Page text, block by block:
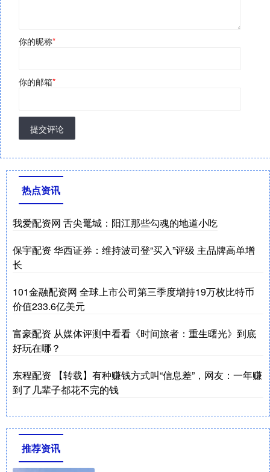
你的昵称*
你的邮箱*
提交评论
热点资讯
我爱配资网 舌尖鼍城：阳江那些勾魂的地道小吃
保宇配资 华西证券：维持波司登“买入”评级 主品牌高单增
长
101金融配资网 全球上市公司第三季度增持19万枚比特币
价值233.6亿美元
富豪配资 从媒体评测中看看《时间旅者：重生曙光》到底
好玩在哪？
东程配资 【转载】有种赚钱方式叫“信息差”，网友：一年赚
到了几辈子都花不完的钱
推荐资讯